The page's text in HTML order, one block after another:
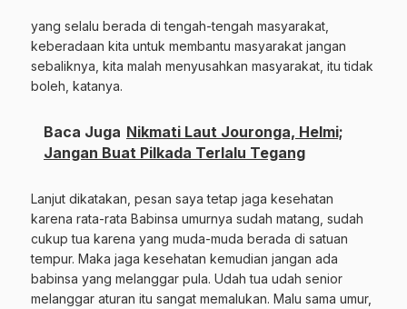
yang selalu berada di tengah-tengah masyarakat,
keberadaan kita untuk membantu masyarakat jangan
sebaliknya, kita malah menyusahkan masyarakat, itu tidak
boleh, katanya.
Baca Juga Nikmati Laut Jouronga, Helmi;
Jangan Buat Pilkada Terlalu Tegang
Lanjut dikatakan, pesan saya tetap jaga kesehatan
karena rata-rata Babinsa umurnya sudah matang, sudah
cukup tua karena yang muda-muda berada di satuan
tempur. Maka jaga kesehatan kemudian jangan ada
babinsa yang melanggar pula. Udah tua udah senior
melanggar aturan itu sangat memalukan. Malu sama umur,